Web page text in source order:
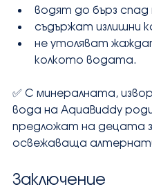
водят до бърз спад
съдържат излишни
не утоляват
колкото водата.
✅ С минералната,
вода на AquaBuddy
предложат на децата
освежаваща
Заключение